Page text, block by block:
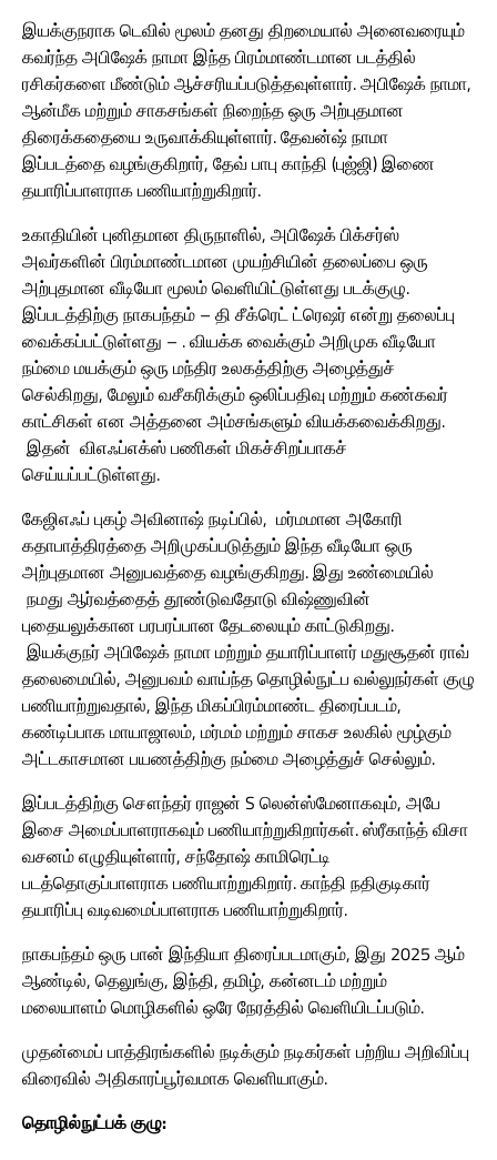
இயக்குநராக டெவில் மூலம் தனது திறமையால் அனைவரையும்
கவர்ந்த அபிஷேக் நாமா இந்த பிரம்மாண்டமான படத்தில்
ரசிகர்களை மீண்டும் ஆச்சரியப்படுத்தவுள்ளார். அபிஷேக் நாமா,
ஆன்மீக மற்றும் சாகசங்கள் நிறைந்த ஒரு அற்புதமான
திரைக்கதையை உருவாக்கியுள்ளார். தேவன்ஷ் நாமா
இப்படத்தை வழங்குகிறார், தேவ் பாபு காந்தி (புஜ்ஜி) இணை
தயாரிப்பாளராக பணியாற்றுகிறார்.
உகாதியின் புனிதமான திருநாளில், அபிஷேக் பிக்சர்ஸ்
அவர்களின் பிரம்மாண்டமான முயற்சியின் தலைப்பை ஒரு
அற்புதமான வீடியோ மூலம் வெளியிட்டுள்ளது படக்குழு.
இப்படத்திற்கு நாகபந்தம் – தி சீக்ரெட் ட்ரெஷர் என்று தலைப்பு
வைக்கப்பட்டுள்ளது – . வியக்க வைக்கும் அறிமுக வீடியோ
நம்மை மயக்கும் ஒரு மந்திர உலகத்திற்கு அழைத்துச்
செல்கிறது, மேலும் வசீகரிக்கும் ஒலிப்பதிவு மற்றும் கண்கவர்
காட்சிகள் என அத்தனை அம்சங்களும் வியக்கவைக்கிறது.
இதன் விஎஃப்எக்ஸ் பணிகள் மிகச்சிறப்பாகச்
செய்யப்பட்டுள்ளது.
கேஜிஎஃப் புகழ் அவினாஷ் நடிப்பில், மர்மமான அகோரி
கதாபாத்திரத்தை அறிமுகப்படுத்தும் இந்த வீடியோ ஒரு
அற்புதமான அனுபவத்தை வழங்குகிறது. இது உண்மையில்
நமது ஆர்வத்தைத் தூண்டுவதோடு விஷ்ணுவின்
புதையலுக்கான பரபரப்பான தேடலையும் காட்டுகிறது.
இயக்குநர் அபிஷேக் நாமா மற்றும் தயாரிப்பாளர் மதுசூதன் ராவ்
தலைமையில், அனுபவம் வாய்ந்த தொழில்நுட்ப வல்லுநர்கள் குழு
பணியாற்றுவதால், இந்த மிகப்பிரம்மாண்ட திரைப்படம்,
கண்டிப்பாக மாயாஜாலம், மர்மம் மற்றும் சாகச உலகில் மூழ்கும்
அட்டகாசமான பயணத்திற்கு நம்மை அழைத்துச் செல்லும்.
இப்படத்திற்கு சௌந்தர் ராஜன் S லென்ஸ்மேனாகவும், அபே
இசை அமைப்பாளராகவும் பணியாற்றுகிறார்கள். ஸ்ரீகாந்த் விசா
வசனம் எழுதியுள்ளார், சந்தோஷ் காமிரெட்டி
படத்தொகுப்பாளராக பணியாற்றுகிறார். காந்தி நதிகுடிகார்
தயாரிப்பு வடிவமைப்பாளராக பணியாற்றுகிறார்.
நாகபந்தம் ஒரு பான் இந்தியா திரைப்படமாகும், இது 2025 ஆம்
ஆண்டில், தெலுங்கு, இந்தி, தமிழ், கன்னடம் மற்றும்
மலையாளம் மொழிகளில் ஒரே நேரத்தில் வெளியிடப்படும்.
முதன்மைப் பாத்திரங்களில் நடிக்கும் நடிகர்கள் பற்றிய அறிவிப்பு
விரைவில் அதிகாரப்பூர்வமாக வெளியாகும்.
தொழில்நுட்பக் குழு: